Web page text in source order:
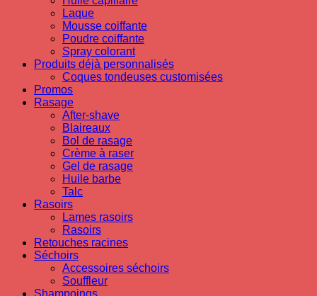
Laque
Mousse coiffante
Poudre coiffante
Spray colorant
Produits déjà personnalisés
Coques tondeuses customisées
Promos
Rasage
After-shave
Blaireaux
Bol de rasage
Crème à raser
Gel de rasage
Huile barbe
Talc
Rasoirs
Lames rasoirs
Rasoirs
Retouches racines
Séchoirs
Accessoires séchoirs
Souffleur
Shampoings